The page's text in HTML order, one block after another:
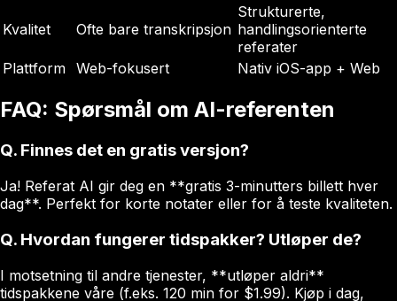
Kvalitet Ofte bare transkripsjon
Strukturerte,
handlingsorienterte
referater
Plattform Web-fokusert Nativ iOS-app + Web
FAQ: Spørsmål om AI-referenten
Q. Finnes det en gratis versjon?
Ja! Referat AI gir deg en **gratis 3-minutters billett hver
dag**. Perfekt for korte notater eller for å teste kvaliteten.
Q. Hvordan fungerer tidspakker? Utløper de?
I motsetning til andre tjenester, **utløper aldri**
tidspakkene våre (f.eks. 120 min for $1.99). Kjøp i dag,